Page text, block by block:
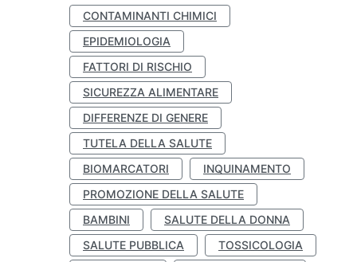
CONTAMINANTI CHIMICI
EPIDEMIOLOGIA
FATTORI DI RISCHIO
SICUREZZA ALIMENTARE
DIFFERENZE DI GENERE
TUTELA DELLA SALUTE
BIOMARCATORI
INQUINAMENTO
PROMOZIONE DELLA SALUTE
BAMBINI
SALUTE DELLA DONNA
SALUTE PUBBLICA
TOSSICOLOGIA